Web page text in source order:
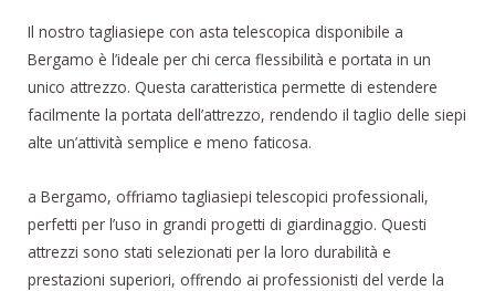
Il nostro tagliasiepe con asta telescopica disponibile a
Bergamo è l’ideale per chi cerca flessibilità e portata in un
unico attrezzo. Questa caratteristica permette di estendere
facilmente la portata dell’attrezzo, rendendo il taglio delle siepi
alte un’attività semplice e meno faticosa.
a Bergamo, offriamo tagliasiepi telescopici professionali,
perfetti per l’uso in grandi progetti di giardinaggio. Questi
attrezzi sono stati selezionati per la loro durabilità e
prestazioni superiori, offrendo ai professionisti del verde la